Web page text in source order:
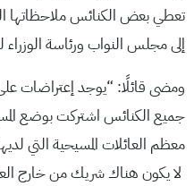
تعطي بعض الكنائس ملاحظاتها
إلى مجلس النواب ورئاسة الوزراء
ومضى قائلًا: “يوجد إعتراضات
جميع الكنائس اشتركت بوضع
معظم العائلات المسيحية التي
لا يكون هناك شريك من خارج